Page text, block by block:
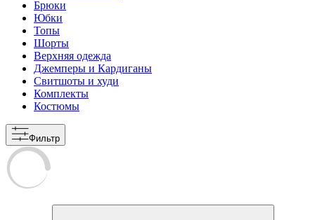
Брюки
Юбки
Топы
Шорты
Верхняя одежда
Джемперы и Кардиганы
Свитшоты и худи
Комплекты
Костюмы
Фильтр